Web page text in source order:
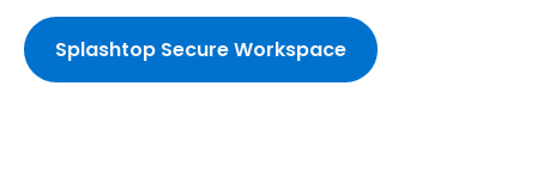
Splashtop Secure Workspace